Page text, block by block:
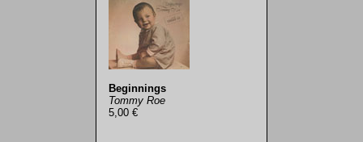
Beginnings
Tommy Roe
5,00 €